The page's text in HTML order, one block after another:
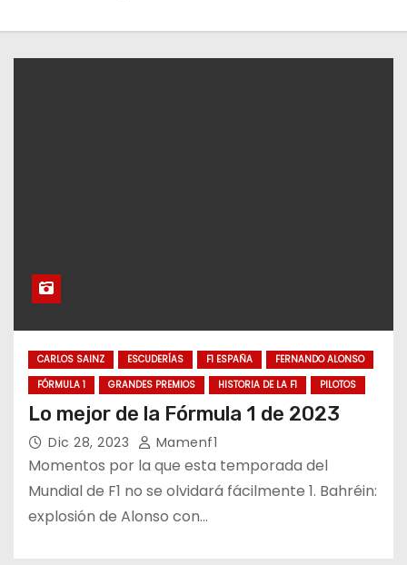
CARLOS SAINZ ESCUDERÍAS F1 ESPAÑA
FERNANDO ALONSO
FÓRMULA 1
GRANDES PREMIOS HISTORIA DE LA F1 PILOTOS
Lo mejor de la Fórmula 1 de 2023
Dic 28, 2023 Mamenf1
Momentos por la que esta temporada del
Mundial de F1 no se olvidará fácilmente 1. Bahréin:
explosión de Alonso con…